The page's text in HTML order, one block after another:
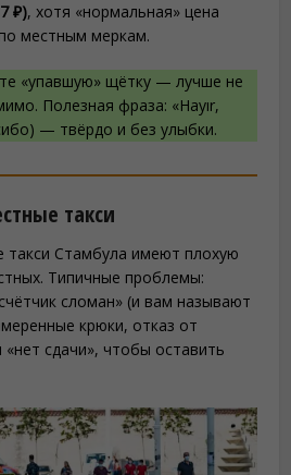
₽), хотя «нормальная» цена
местным меркам.
«упавшую» щётку — лучше не
Полезная фраза: «Hayır,
— твёрдо и без улыбки.
такси
Стамбула имеют плохую
Типичные проблемы:
сломан» (и вам называют
крюки, отказ от
«нет сдачи», чтобы оставить